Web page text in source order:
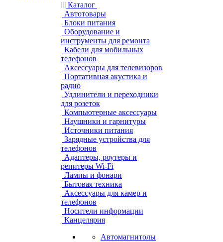
Каталог
Автотовары
Блоки питания
Оборудование и
инструменты для ремонта
Кабели для мобильных
телефонов
Аксессуары для телевизоров
Портативная акустика и
радио
Удлинители и переходники
для розеток
Компьютерные аксессуары
Наушники и гарнитуры
Источники питания
Зарядные устройства для
телефонов
Адаптеры, роутеры и
репитеры Wi-Fi
Лампы и фонари
Бытовая техника
Аксессуары для камер и
телефонов
Носители информации
Канцелярия
Автомагнитолы